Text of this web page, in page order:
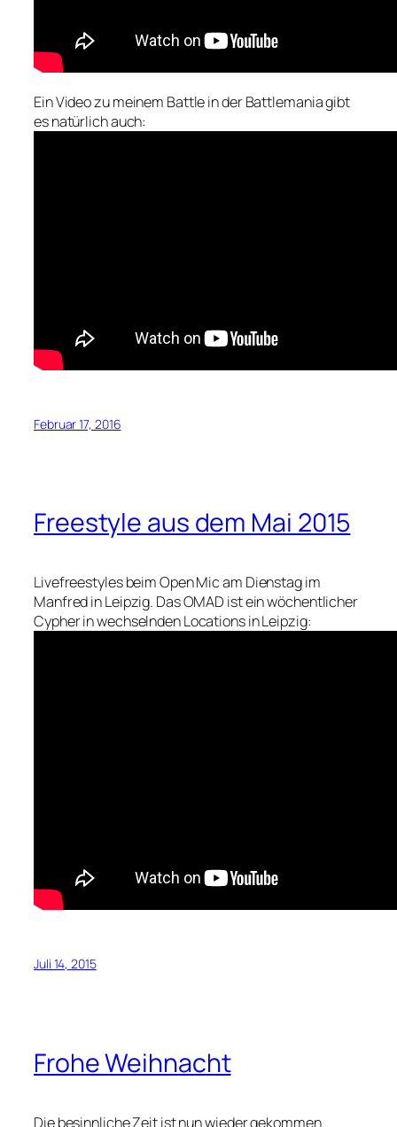
Ein Video zu meinem Battle in der Battlemania gibt
es natürlich auch:
Februar 17, 2016
Freestyle aus dem Mai 2015
Livefreestyles beim Open Mic am Dienstag im
Manfred in Leipzig. Das OMAD ist ein wöchentlicher
Cypher in wechselnden Locations in Leipzig:
Juli 14, 2015
Frohe Weihnacht
Die besinnliche Zeit ist nun wieder gekommen